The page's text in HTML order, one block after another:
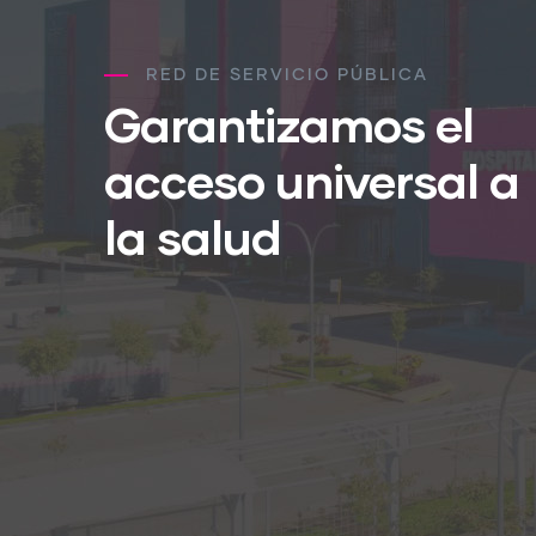
RED DE SERVICIO PÚBLICA
Garantizamos el
acceso universal a
la salud